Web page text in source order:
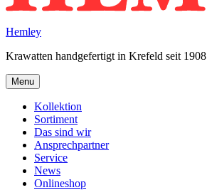
Hemley
Krawatten handgefertigt in Krefeld seit 1908
Menu
Kollektion
Sortiment
Das sind wir
Ansprechpartner
Service
News
Onlineshop